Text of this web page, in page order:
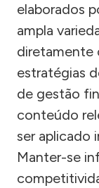
elaborados
ampla
diretamente
estratégias
de gestão
conteúdo
ser aplicado
Manter-se